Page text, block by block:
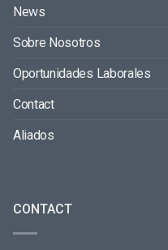
News
Sobre Nosotros
Oportunidades Laborales
Contact
Aliados
CONTACT